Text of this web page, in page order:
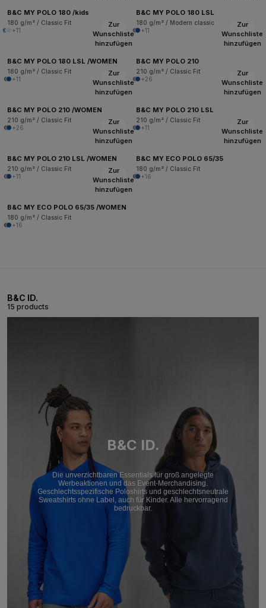
B&C MY POLO 180 /kids
180 g/m² / Classic Fit
+11
B&C MY POLO 180 LSL
180 g/m² / Modern classic
+11
Zur
Wunschliste
hinzufügen
B&C MY POLO 180 LSL /WOMEN
180 g/m² / Classic Fit
+11
Zur
Wunschliste
hinzufügen
B&C MY POLO 210
210 g/m² / Classic Fit
+26
Zur
Wunschliste
hinzufügen
B&C MY POLO 210 /WOMEN
210 g/m² / Classic Fit
+26
Zur
Wunschliste
hinzufügen
B&C MY POLO 210 LSL
210 g/m² / Classic Fit
+11
Zur
Wunschliste
hinzufügen
B&C MY POLO 210 LSL /WOMEN
210 g/m² / Classic Fit
+11
Zur
Wunschliste
hinzufügen
B&C MY ECO POLO 65/35
180 g/m² / Classic Fit
+16
Zur
Wunschliste
hinzufügen
B&C MY ECO POLO 65/35 /WOMEN
180 g/m² / Classic Fit
+16
B&C ID.
15 products
B&C ID.
Die unverzichtbaren Essentials für groß angelegte
Werbeaktionen und das Event-Merchandising.
Geschlechtsspezifische Poloshirts und geschlechtsneutrale
Sweatshirts ohne Label, auch für Kinder. Alle hervorragend
bedruckbar.